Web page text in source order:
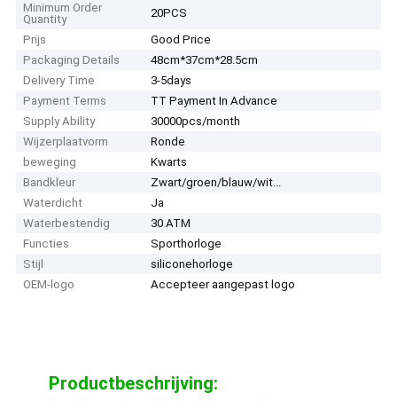
Minimum Order
Quantity
20PCS
Prijs
Good Price
Packaging Details
48cm*37cm*28.5cm
Delivery Time
3-5days
Payment Terms
TT Payment In Advance
Supply Ability
30000pcs/month
Wijzerplaatvorm
Ronde
beweging
Kwarts
Bandkleur
Zwart/groen/blauw/wit...
Waterdicht
Ja
Waterbestendig
30 ATM
Functies
Sporthorloge
Stijl
siliconehorloge
OEM-logo
Accepteer aangepast logo
Productbeschrijving: